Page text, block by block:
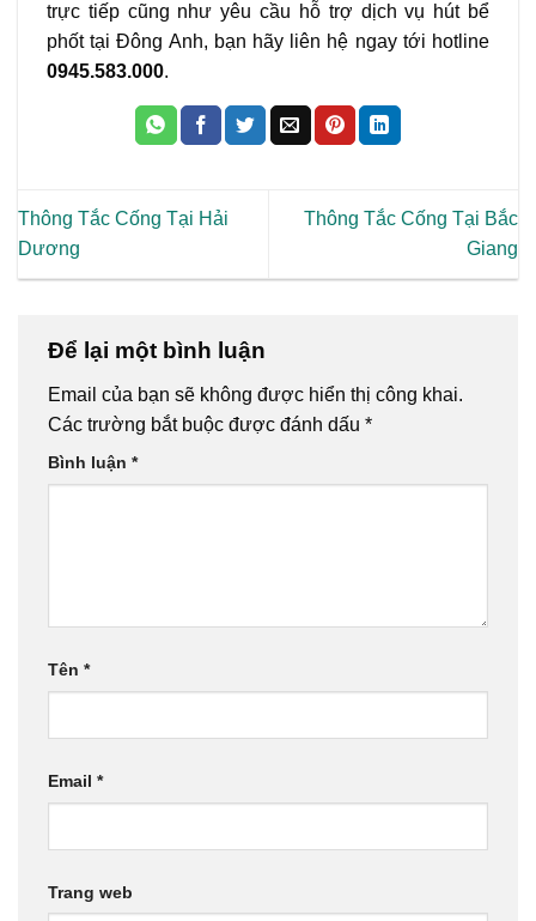
trực tiếp cũng như yêu cầu hỗ trợ dịch vụ hút bể
phốt tại Đông Anh, bạn hãy liên hệ ngay tới hotline
0945.583.000.
Thông Tắc Cống Tại Hải
Dương
Thông Tắc Cống Tại Bắc
Giang
Để lại một bình luận
Email của bạn sẽ không được hiển thị công khai.
Các trường bắt buộc được đánh dấu *
Bình luận *
Tên *
Email *
Trang web